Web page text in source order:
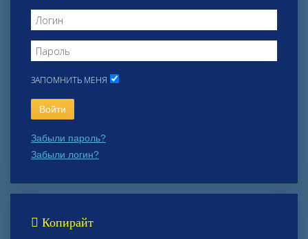
ЗАПОМНИТЬ МЕНЯ
Войти
Забыли пароль?
Забыли логин?
Копирайт